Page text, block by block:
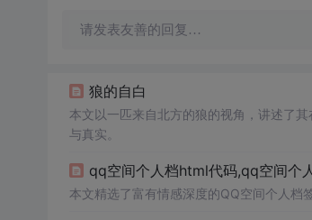
请发表友善的回复…
狼的自白
本文以一匹来自北方的狼的视角，讲述了其
与真实。
qq空间个人档html代码,qq空间个
本文精选了富有情感深度的QQ空间个人档